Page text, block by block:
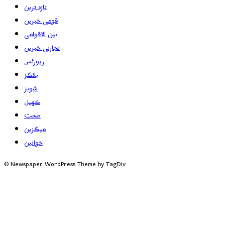
تازہ ترین
قومی خبریں
بین الاقوامی
تجارتی خبریں
رپورٹس
بلاگز
شوبز
کھیل
صحت
میگزین
خواتین
© Newspaper WordPress Theme by TagDiv